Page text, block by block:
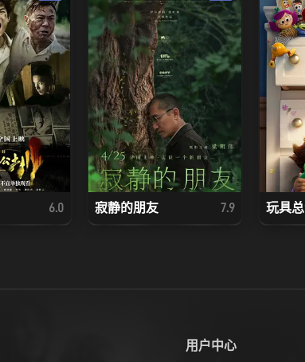
6.0 寂静的朋友 7.9 玩具
用户中心